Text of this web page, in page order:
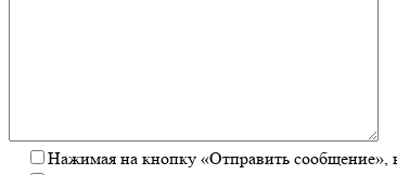
Нажимая на кнопку «Отправить сообщение»,